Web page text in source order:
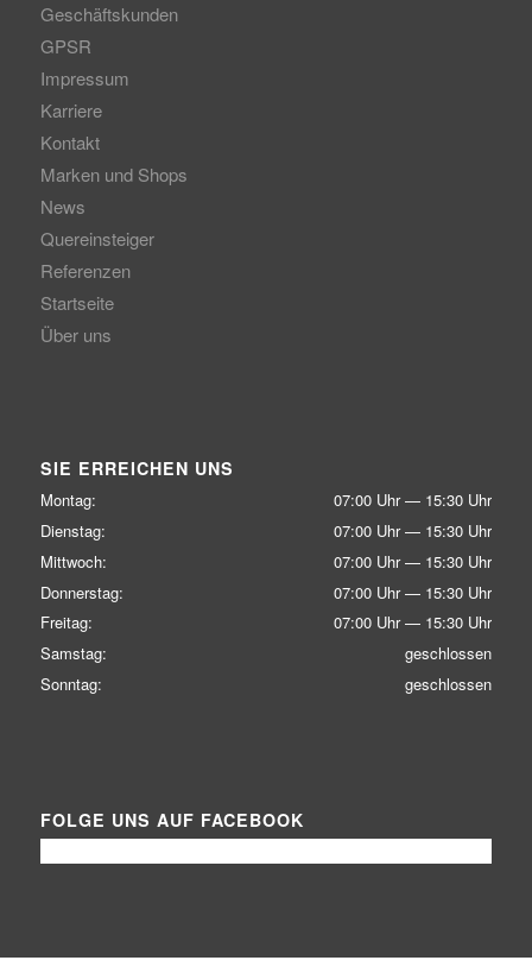
Geschäftskunden
GPSR
Impressum
Karriere
Kontakt
Marken und Shops
News
Quereinsteiger
Referenzen
Startseite
Über uns
SIE ERREICHEN UNS
Mon­tag:
07:00 Uhr — 15:30 Uhr
Diens­tag:
07:00 Uhr — 15:30 Uhr
Mitt­woch:
07:00 Uhr — 15:30 Uhr
Don­ners­tag:
07:00 Uhr — 15:30 Uhr
Frei­tag:
07:00 Uhr — 15:30 Uhr
Sams­tag:
geschlos­sen
Sonn­tag:
geschlos­sen
FOLGE UNS AUF FACEBOOK